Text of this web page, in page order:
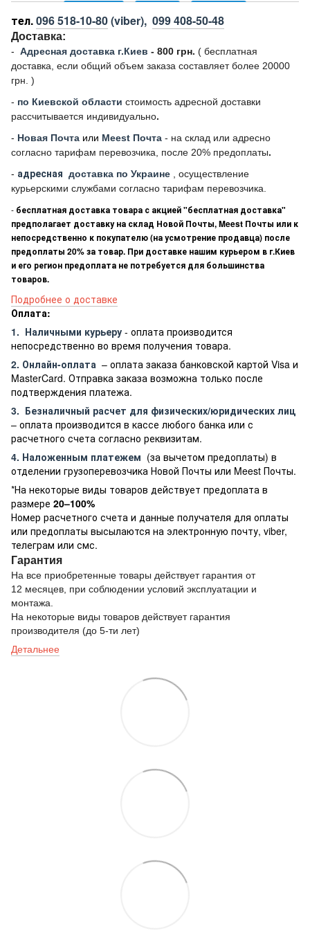
тел.096 518-10-80(viber), 099 408-50-48
Доставка:
- Адресная доставка г.Киев - 800 грн. ( бесплатная
доставка, если общий объем заказа составляет более 20000
грн. )
- по Киевской области стоимость адресной доставки
рассчитывается индивидуально.
- Новая Почта или Meest Почта - на склад или адресно
согласно тарифам перевозчика, после 20% предоплаты.
- адресная доставка по Украине
, осуществление
курьерскими службами согласно тарифам перевозчика.
- бесплатная доставка товара с акцией "бесплатная доставка"
предполагает доставку на склад Новой Почты, Meest Почты или к
непосредственно к покупателю (на усмотрение продавца) после
предоплаты 20% за товар. При доставке нашим курьером в г.Киев
и его регион предоплата не потребуется для большинства
товаров.
Подробнее о доставке
Оплата:
1. Наличными курьеру - оплата производится
непосредственно во время получения товара.
2. Онлайн-оплата – оплата заказа банковской картой Visa и
MasterCard. Отправка заказа возможна только после
подтверждения платежа.
3. Безналичный расчет для физических/юридических лиц
– оплата производится в кассе любого банка или с
расчетного счета согласно реквизитам.
4. Наложенным платежем (за вычетом предоплаты) в
отделении грузоперевозчика Новой Почты или Meest Почты.
*На некоторые виды товаров действует предоплата в
размере 20–100%
Номер расчетного счета и данные получателя для оплаты
или предоплаты высылаются на электронную почту, viber,
телеграм или смс.
Гарантия
На все приобретенные товары действует гарантия от
12 месяцев, при соблюдении условий эксплуатации и
монтажа.
На некоторые виды товаров действует гарантия
производителя (до 5-ти лет)
Детальнее